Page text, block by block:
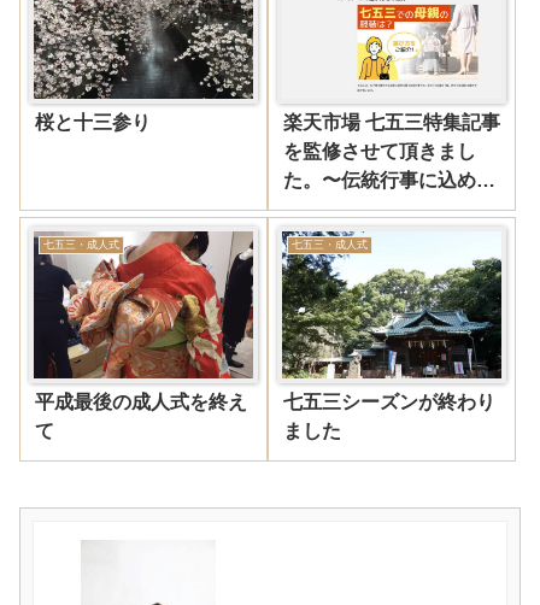
桜と十三参り
楽天市場 七五三特集記事
を監修させて頂きまし
た。〜伝統行事に込め
た“晴れの日”の装い〜
七五三・成人式
平成最後の成人式を終え
て
七五三・成人式
七五三シーズンが終わり
ました